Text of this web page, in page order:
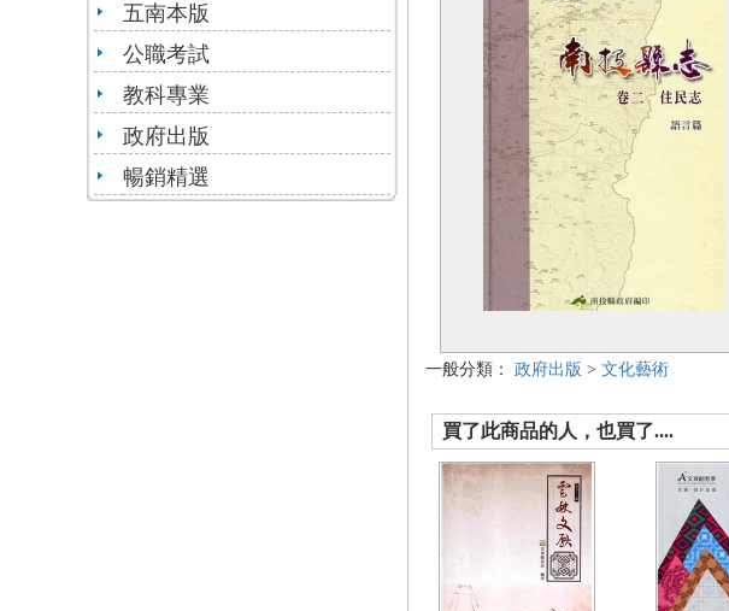
五南本版
公職考試
教科專業
政府出版
暢銷精選
一般分類： 政府出版 > 文化藝術
買了此商品的人，也買了....